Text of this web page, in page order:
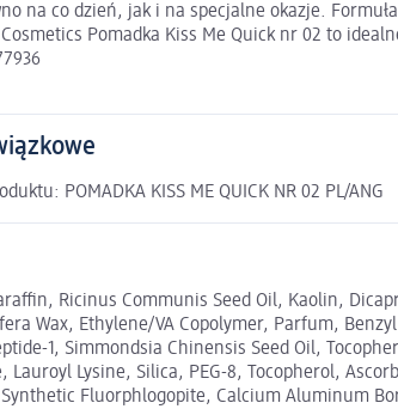
na co dzień, jak i na specjalne okazje.
Pomadka Kiss Me Quick nr 02 to
POMADKA KISS ME QUICK NR 02 PL/ANG
Ricinus Communis Seed Oil, Kaolin,
Wax, Ethylene/VA Copolymer, Parfum,
1, Simmondsia Chinensis Seed Oil,
Lauroyl Lysine, Silica, PEG-8, Tocopherol,
Fluorphlogopite, Calcium Aluminum